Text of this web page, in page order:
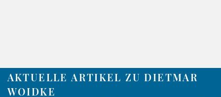
AKTUELLE ARTIKEL ZU DIETMAR
WOIDKE